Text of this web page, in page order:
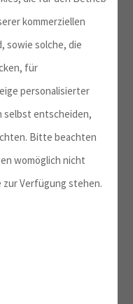
Nürnberger
Bad, Küche,
für
sind inklusive.
Anmietung:
kommerziellen
sowie solche, die
für
personalisierter
selbst entscheiden,
Bitte beachten
womöglich nicht
Verfügung stehen.